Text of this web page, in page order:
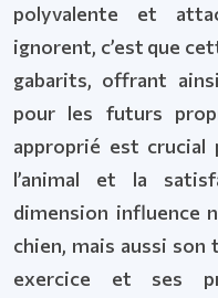
polyvalente et
ignorent, c’est que
gabarits, offrant
pour les futurs
approprié est crucial
l’animal et la
dimension influence
chien, mais aussi son
exercice et ses